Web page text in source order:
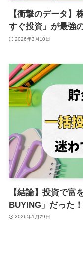
【衝撃のデータ】
すぐ投資」が最強
2026年3月10日
【結論】投資で富
BUYING」だった！
2026年1月29日